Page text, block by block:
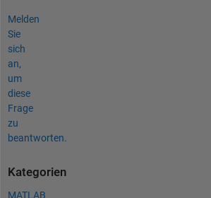
Melden
Sie
sich
an,
um
diese
Frage
zu
beantworten.
Kategorien
MATLAB